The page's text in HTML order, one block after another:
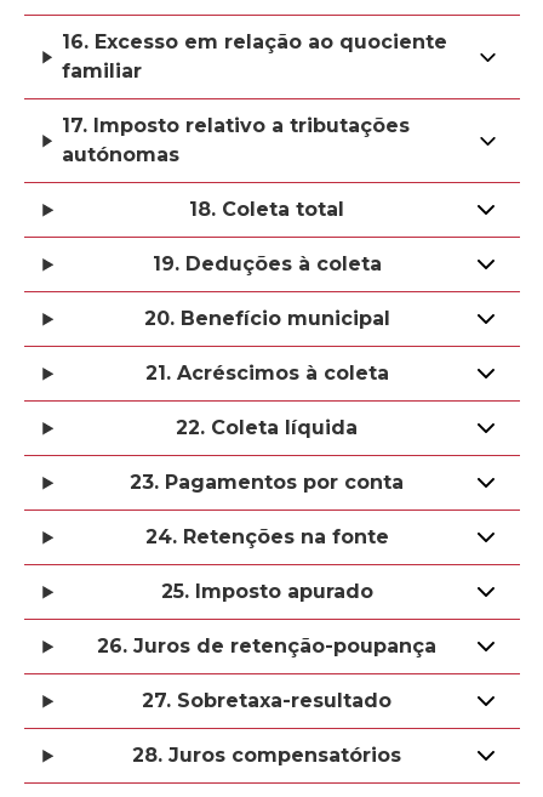
16. Excesso em relação ao quociente
familiar
17. Imposto relativo a tributações
autónomas
18. Coleta total
19. Deduções à coleta
20. Benefício municipal
21. Acréscimos à coleta
22. Coleta líquida
23. Pagamentos por conta
24. Retenções na fonte
25. Imposto apurado
26. Juros de retenção-poupança
27. Sobretaxa-resultado
28. Juros compensatórios